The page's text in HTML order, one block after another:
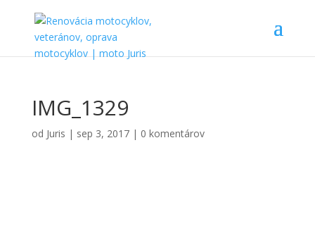
IMG_1329
od Juris | sep 3, 2017| 0 komentárov